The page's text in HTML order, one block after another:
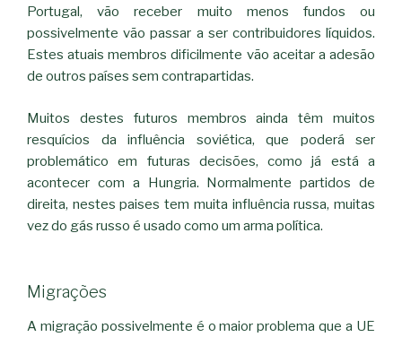
Portugal, vão receber muito menos fundos ou
possivelmente vão passar a ser contribuidores líquidos.
Estes atuais membros dificilmente vão aceitar a adesão
de outros países sem contrapartidas.
Muitos destes futuros membros ainda têm muitos
resquícios da influência soviética, que poderá ser
problemático em futuras decisões, como já está a
acontecer com a Hungria. Normalmente partidos de
direita, nestes paises tem muita influência russa, muitas
vez do gás russo é usado como um arma política.
Migrações
A migração possivelmente é o maior problema que a UE